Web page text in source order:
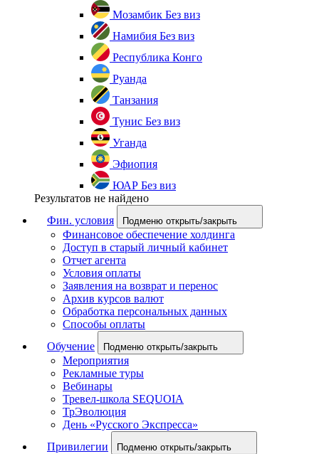
Мозамбик Без виз
Намибия Без виз
Республика Конго
Руанда
Танзания
Тунис Без виз
Уганда
Эфиопия
ЮАР Без виз
Результатов не найдено
Фин. условия
Подменю открыть/закрыть
Финансовое обеспечение холдинга
Доступ в старый личный кабинет
Отчет агента
Условия оплаты
Заявления на возврат и перенос
Архив курсов валют
Обработка персональных данных
Способы оплаты
Обучение
Подменю открыть/закрыть
Мероприятия
Рекламные туры
Вебинары
Тревел-школа SEQUOIA
ТрЭволюция
День «Русского Экспресса»
Привилегии
Подменю открыть/закрыть